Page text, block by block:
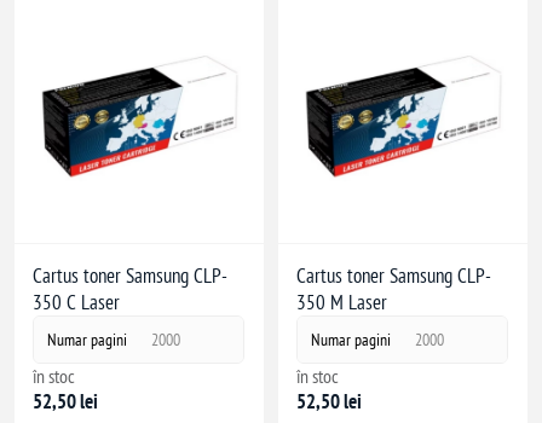
Cartus toner Samsung CLP-
350 C Laser
Numar pagini 2000
în stoc
52,50 lei
Cartus toner Samsung CLP-
350 M Laser
Numar pagini 2000
în stoc
52,50 lei